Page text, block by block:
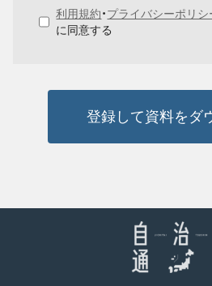
利用規約・プライバシーポリシ
に同意する
登録して資料をダ